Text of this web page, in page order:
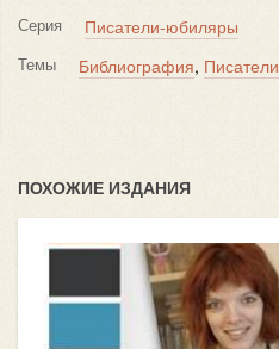
Серия Писатели-юбиляры
Темы Библиография, Писатели
ПОХОЖИЕ ИЗДАНИЯ